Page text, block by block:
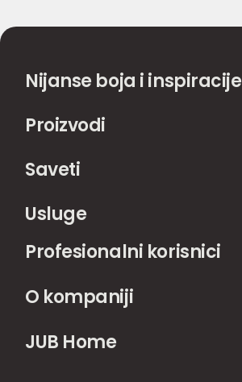
Nijanse boja i inspiracije
Proizvodi
Saveti
Usluge
Profesionalni korisnici
O kompaniji
JUB Home